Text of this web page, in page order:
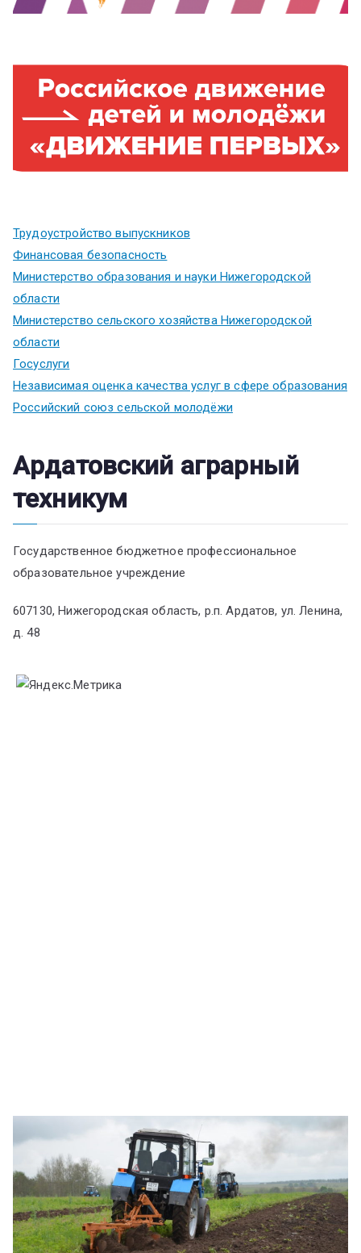
Трудоустройство выпускников
Финансовая безопасность
Министерство образования и науки Нижегородской
области
Министерство сельского хозяйства Нижегородской
области
Госуслуги
Независимая оценка качества услуг в сфере образования
Российский союз сельской молодёжи
Ардатовский аграрный
техникум
Государственное бюджетное профессиональное
образовательное учреждение
607130, Нижегородская область, р.п. Ардатов, ул. Ленина,
д. 48